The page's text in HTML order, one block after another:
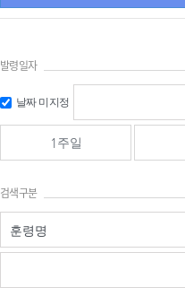
발령일자
날짜 미지정
1주일
검색구분
훈령명